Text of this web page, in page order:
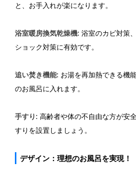
と、お手入れが楽になります。
浴室暖房換気乾燥機: 浴室のカビ対策
ショック対策に有効です。
追い焚き機能: お湯を再加熱できる機
のお風呂に入れます。
手すり : 高齢者や体の不自由な方が安
すりを設置しましょう。
デザイン：理想のお風呂を実現！